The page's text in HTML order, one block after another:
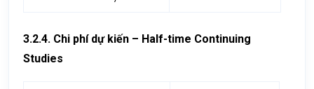
3.2.4. Chi phí dự kiến – Half-time Continuing
Studies